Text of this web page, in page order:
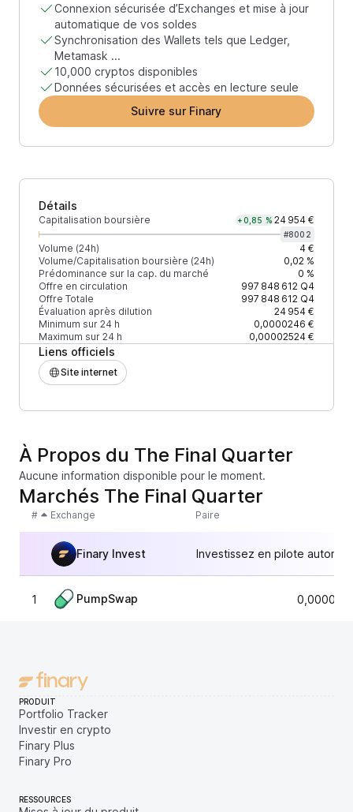
Connexion sécurisée d’Exchanges et mise à jour
automatique de vos soldes
Synchronisation des Wallets tels que Ledger,
Metamask ...
10,000 cryptos disponibles
Données sécurisées et accès en lecture seule
Suivre sur Finary
Détails
Capitalisation boursière +0,85 % 24 954 €
#8002
Volume (24h)
4 €
Volume/Capitalisation boursière (24h)
0,02 %
Prédominance sur la cap. du marché
0 %
Offre en circulation
997 848 612Q4
Offre Totale
997 848 612Q4
Évaluation après dilution
24 954 €
Minimum sur 24 h
0,0000246 €
Maximum sur 24 h
0,00002524 €
Liens officiels
Site internet
À Propos du The Final Quarter
Aucune information disponible pour le moment.
Marchés The Final Quarter
# Exchange Paire
Finary Invest Investissez en pilote
1 PumpSwap
PRODUIT
Portfolio Tracker
Investir en crypto
Finary Plus
Finary Pro
RESSOURCES